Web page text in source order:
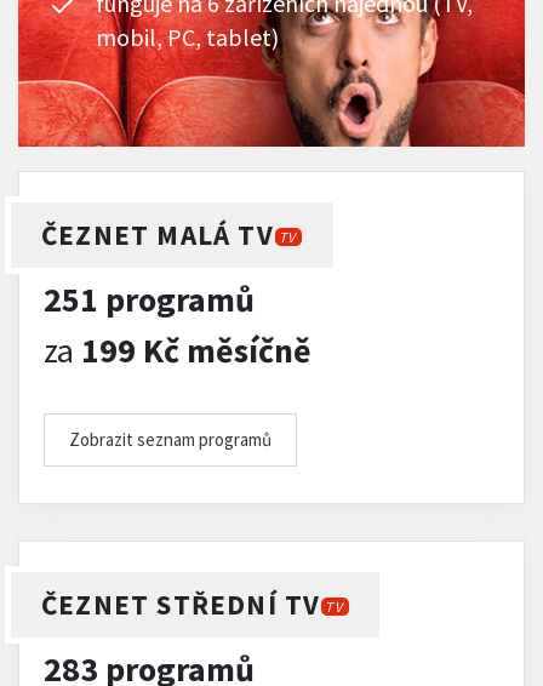
mobil, PC, tablet)
ČEZNET MALÁ TV TV
251 programů
za 199 Kč měsíčně
Zobrazit seznam programů
ČEZNET STŘEDNÍ TV TV
283 programů